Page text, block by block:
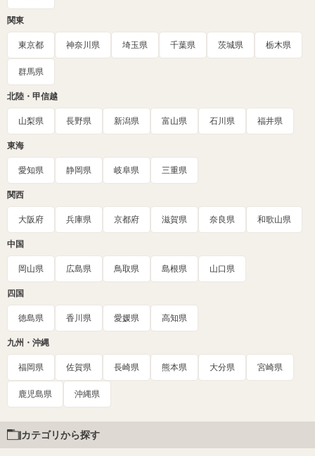
関東
東京都 神奈川県 埼玉県 千葉県 茨城県 栃木県
群馬県
北陸・甲信越
山梨県 長野県 新潟県 富山県 石川県 福井県
東海
愛知県 静岡県 岐阜県 三重県
関西
大阪府 兵庫県 京都府 滋賀県 奈良県 和歌山県
中国
岡山県 広島県 鳥取県 島根県 山口県
四国
徳島県 香川県 愛媛県 高知県
九州・沖縄
福岡県 佐賀県 長崎県 熊本県 大分県 宮崎県
鹿児島県 沖縄県
カテゴリから探す